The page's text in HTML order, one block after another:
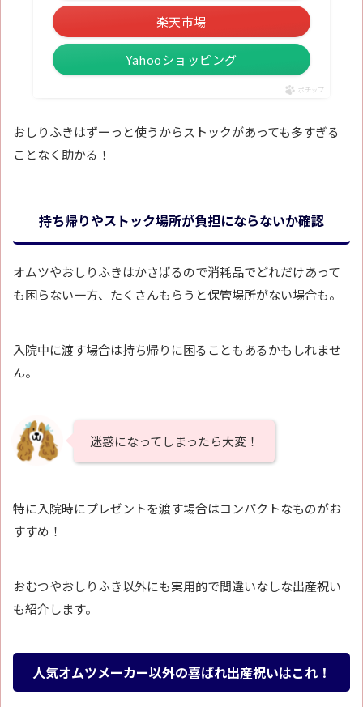
楽天市場
Yahooショッピング
ポチップ
おしりふきはずーっと使うからストックがあっても多すぎる
ことなく助かる！
持ち帰りやストック場所が負担にならないか確認
オムツやおしりふきはかさばるので消耗品でどれだけあって
も困らない一方、たくさんもらうと保管場所がない場合も。
入院中に渡す場合は持ち帰りに困ることもあるかもしれませ
ん。
迷惑になってしまったら大変！
特に入院時にプレゼントを渡す場合はコンパクトなものがお
すすめ！
おむつやおしりふき以外にも実用的で間違いなしな出産祝い
も紹介します。
人気オムツメーカー以外の喜ばれ出産祝いはこれ！